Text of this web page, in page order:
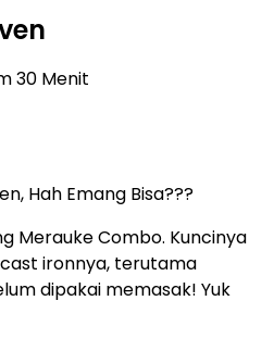
30 Menit
Hah Emang Bisa???
Merauke Combo. Kuncinya
ironnya, terutama
dipakai memasak! Yuk